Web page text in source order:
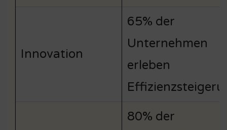
Innovation
65% der
Unternehmen
erleben
80% der